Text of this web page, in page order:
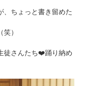
、ちょっと書き留めた
）
徒さんたち❤️踊り納め